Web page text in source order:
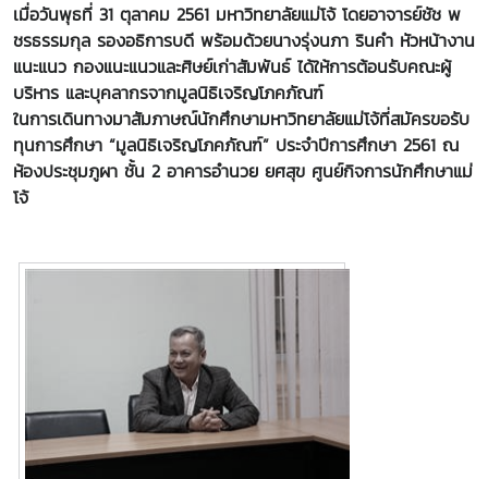
เมื่อวันพุธที่ 31 ตุลาคม 2561 มหาวิทยาลัยแม่โจ้ โดยอาจารย์ชัช พ
ชรธรรมกุล รองอธิการบดี พร้อมด้วยนางรุ่งนภา รินคำ หัวหน้างาน
แนะแนว กองแนะแนวและศิษย์เก่าสัมพันธ์ ได้ให้การต้อนรับคณะผู้
บริหาร และบุคลากรจากมูลนิธิเจริญโภคภัณฑ์
ในการเดินทางมาสัมภาษณ์นักศึกษามหาวิทยาลัยแม่โจ้ที่สมัครขอรับ
ทุนการศึกษา “มูลนิธิเจริญโภคภัณฑ์” ประจำปีการศึกษา 2561 ณ
ห้องประชุมภูผา ชั้น 2 อาคารอำนวย ยศสุข ศูนย์กิจการนักศึกษาแม่
โจ้